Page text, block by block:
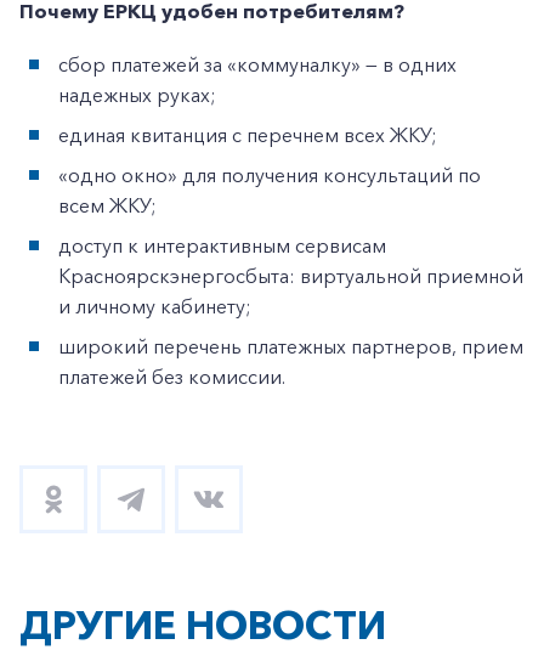
Почему ЕРКЦ удобен потребителям?
сбор платежей за «коммуналку» — в одних
надежных руках;
единая квитанция с перечнем всех ЖКУ;
«одно окно» для получения консультаций по
всем ЖКУ;
доступ к интерактивным сервисам
Красноярскэнергосбыта: виртуальной приемной
и личному кабинету;
широкий перечень платежных партнеров, прием
платежей без комиссии.
ДРУГИЕ НОВОСТИ